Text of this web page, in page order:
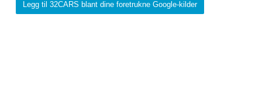
Legg til 32CARS blant dine foretrukne Google-kilder